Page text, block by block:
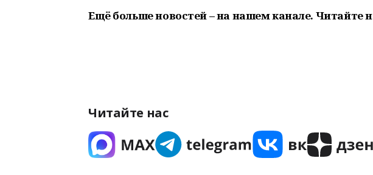
Ещё больше новостей – на нашем канале. Читайте
Читайте нас